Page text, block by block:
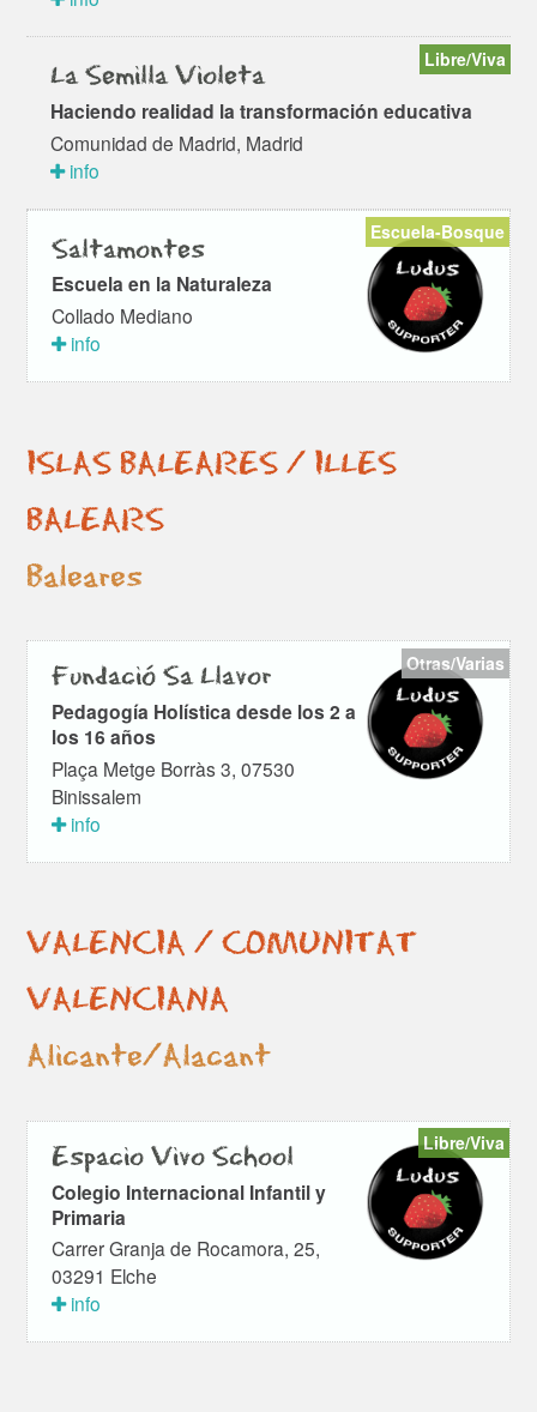
La Semilla Violeta
Libre/Viva
Haciendo realidad la transformación educativa
Comunidad de Madrid, Madrid
info
Saltamontes
Escuela-Bosque
Escuela en la Naturaleza
Collado Mediano
info
ISLAS BALEARES / ILLES
BALEARS
Baleares
Fundació Sa Llavor Otras/Varias
Pedagogía Holística desde los 2 a
los 16 años
Plaça Metge Borràs 3, 07530
Binissalem
info
VALENCIA / COMUNITAT
VALENCIANA
Alicante/Alacant
Espacio Vivo School Libre/Viva
Colegio Internacional Infantil y
Primaria
Carrer Granja de Rocamora, 25,
03291 Elche
info